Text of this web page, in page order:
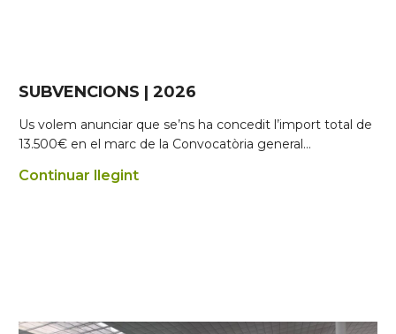
SUBVENCIONS | 2026
Us volem anunciar que se’ns ha concedit l’import total de
13.500€ en el marc de la Convocatòria general…
Continuar llegint